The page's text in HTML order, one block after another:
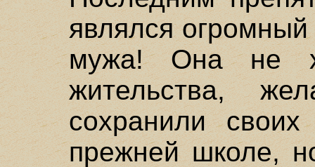
являлся
мужа! Она не
жительства,
сохранили
прежней школе,